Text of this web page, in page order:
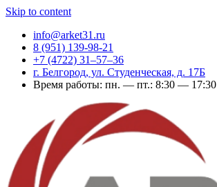
Skip to content
info@arket31.ru
8 (951) 139-98-21
+7 (4722) 31‒57‒36
г. Белгород, ул. Студенческая, д. 17Б
Время работы: пн. — пт.: 8:30 — 17:30